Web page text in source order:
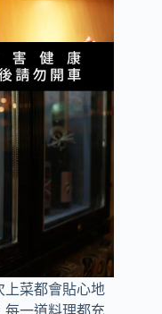
上菜都會貼心地
每一道料理都充